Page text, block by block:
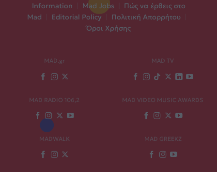
Information
Mad Jobs
Πώς να έρθεις στο
Mad
Editorial Policy Πολιτική Απορρήτου
Όροι Χρήσης
MAD.gr MAD TV
MAD RADIO 106,2 MAD VIDEO MUSIC AWARDS
MADWALK MAD GREEKZ